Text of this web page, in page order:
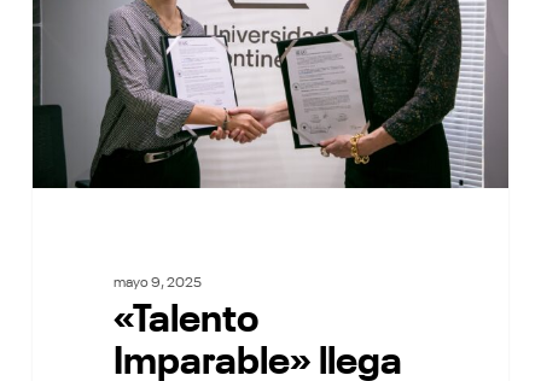
gracias
Integra
mayo 9, 2025
«Talento
Imparable» llega